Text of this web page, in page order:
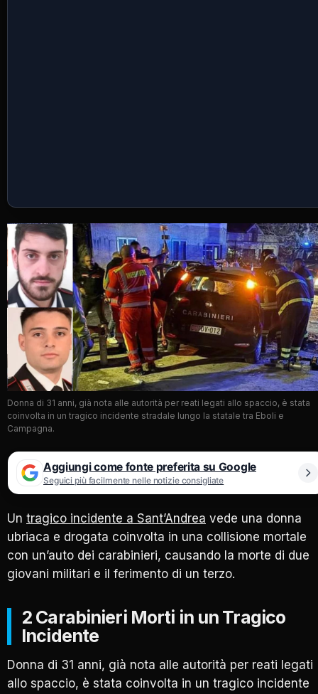
Donna di 31 anni, già nota alle autorità per reati legati allo spaccio, è stata
coinvolta in un tragico incidente stradale lungo la statale tra Eboli e
Campagna.
Aggiungi come fonte preferita su Google
Seguici più facilmente nelle notizie consigliate
Un tragico incidente a Sant’Andrea vede una donna
ubriaca e drogata coinvolta in una collisione mortale
con un’auto dei carabinieri, causando la morte di due
giovani militari e il ferimento di un terzo.
2 Carabinieri Morti in un Tragico
Incidente
Donna di 31 anni, già nota alle autorità per reati legati
allo spaccio, è stata coinvolta in un tragico incidente